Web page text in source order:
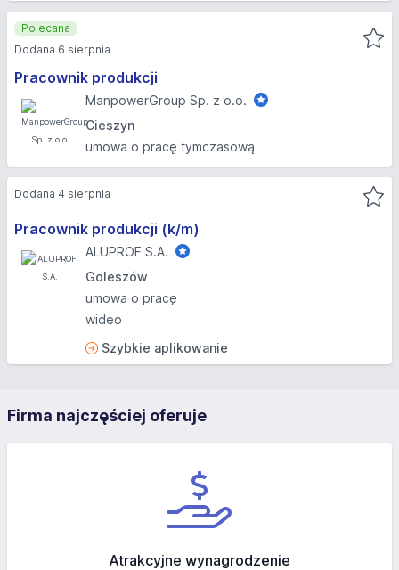
Pracownik produkcji
ManpowerGroup Sp. z o.o.
Cieszyn
umowa o pracę tymczasową
Polecana
Dodana 6 sierpnia
Pracownik produkcji (k/m)
ALUPROF S.A.
Goleszów
umowa o pracę
wideo
Szybkie aplikowanie
Dodana 4 sierpnia
Firma najczęściej oferuje
Atrakcyjne wynagrodzenie